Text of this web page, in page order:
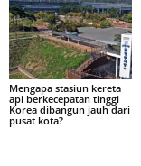
Mengapa stasiun kereta
api berkecepatan tinggi
Korea dibangun jauh dari
pusat kota?